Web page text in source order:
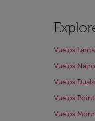
Vuelos
Vuelos
Vuelos
Vuelos
Vuelos